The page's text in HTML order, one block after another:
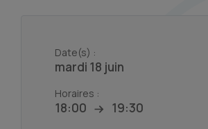
Date(s) :
mardi 18 juin
Horaires :
18:00 19:30